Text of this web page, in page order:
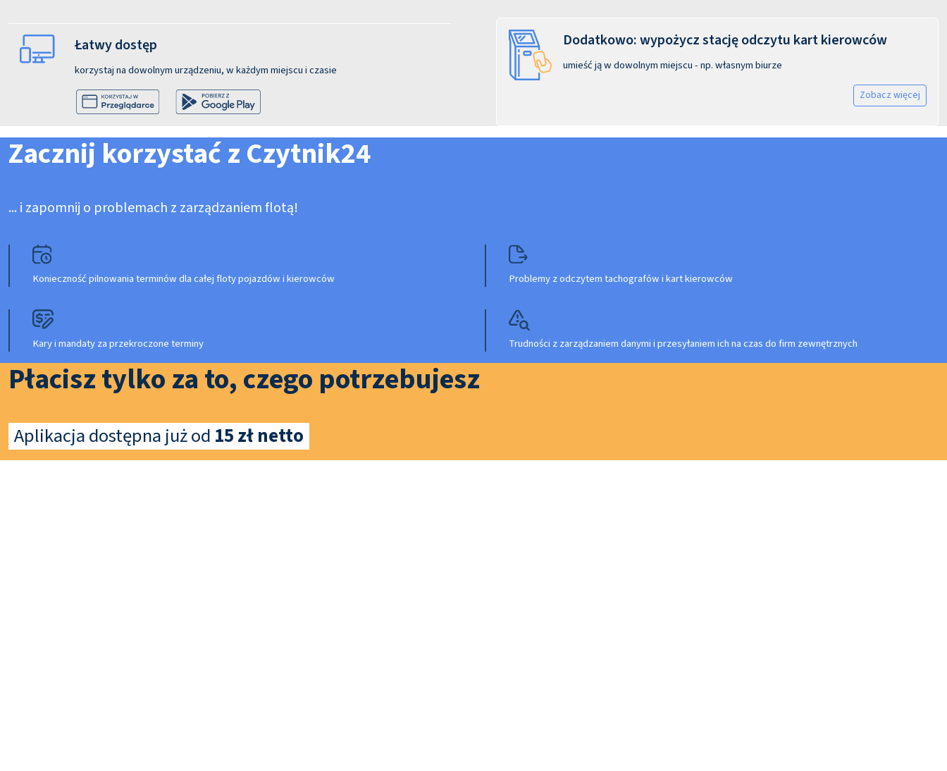
Łatwy dostęp
korzystaj na dowolnym urządzeniu, w każdym miejscu i czasie
Dodatkowo: wypożycz stację odczytu kart kierowców
umieść ją w dowolnym miejscu - np. własnym biurze
Zobacz więcej
Zacznij korzystać z Czytnik24
... i zapomnij o problemach z zarządzaniem flotą!
Konieczność pilnowania terminów dla całej floty pojazdów i kierowców Problemy z odczytem tachografów i kart kierowców
Kary i mandaty za przekroczone terminy Trudności z zarządzaniem danymi i przesyłaniem ich na czas do firm zewnętrznych
Płacisz tylko za to, czego potrzebujesz
Aplikacja dostępna już od 15 zł netto